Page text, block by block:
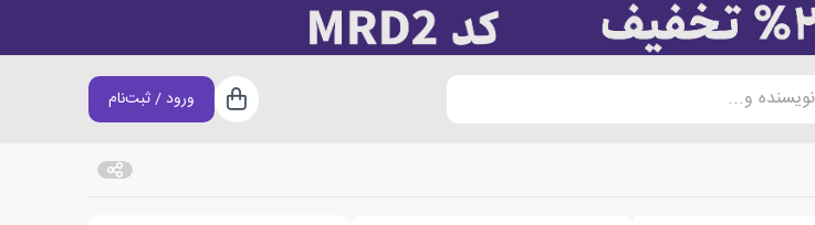
و... سبد خرید
ورود / ثبت‌نام